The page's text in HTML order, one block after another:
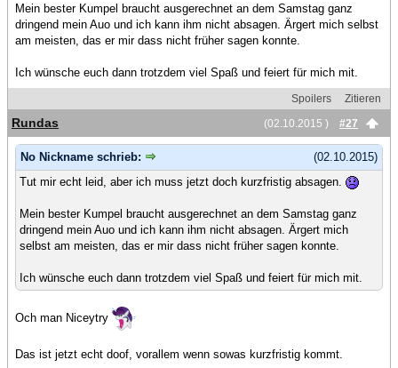
Mein bester Kumpel braucht ausgerechnet an dem Samstag ganz
dringend mein Auo und ich kann ihm nicht absagen. Ärgert mich selbst
am meisten, das er mir dass nicht früher sagen konnte.
Ich wünsche euch dann trotzdem viel Spaß und feiert für mich mit.
Spoilers
Zitieren
(02.10.2015 )
#27
Rundas
(02.10.2015)
No Nickname schrieb:
Tut mir echt leid, aber ich muss jetzt doch kurzfristig absagen.
Mein bester Kumpel braucht ausgerechnet an dem Samstag ganz
dringend mein Auo und ich kann ihm nicht absagen. Ärgert mich
selbst am meisten, das er mir dass nicht früher sagen konnte.
Ich wünsche euch dann trotzdem viel Spaß und feiert für mich mit.
Och man Niceytry
Das ist jetzt echt doof, vorallem wenn sowas kurzfristig kommt.